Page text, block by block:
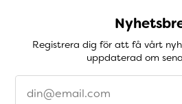
Registrera dig för att få vårt
uppdaterad om